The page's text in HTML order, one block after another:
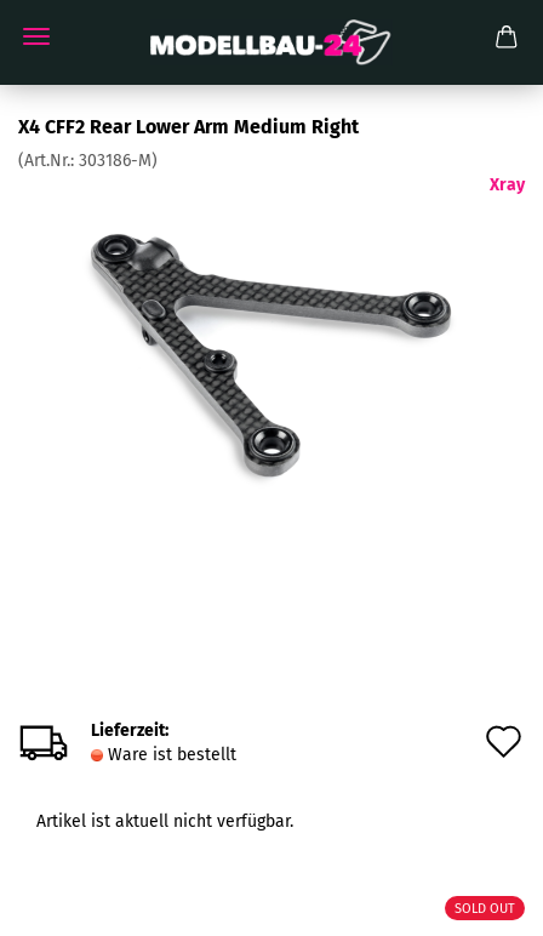
X4 CFF2 Rear Lower Arm Medium Right
(Art.Nr.: 303186-M)
Xray
Lieferzeit:
Ware ist bestellt
Artikel ist aktuell nicht verfügbar.
SOLD OUT